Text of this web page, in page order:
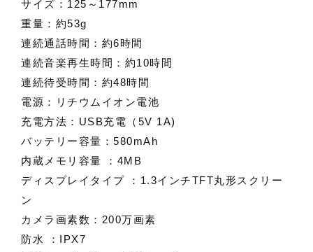
サイズ：125～177mm
重量：約53g
連続通話時間：約6時間
連続音楽再生時間：約10時間
連続待受時間：約48時間
電源：リチウムイオン電池
充電方法：USB充電（5V 1A)
バッテリー容量：580mAh
内蔵メモリ容量 ：4MB
ディスプレイタイプ ：1.3インチTFT丸形スクリー
ン
カメラ画素数：200万画素
防水 ：IPX7